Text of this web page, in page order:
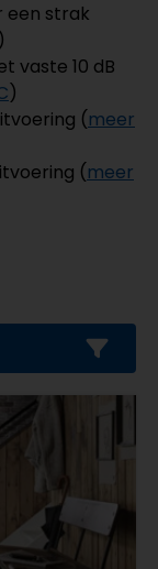
een strak
)
vaste 10 dB
)
(meer
(meer